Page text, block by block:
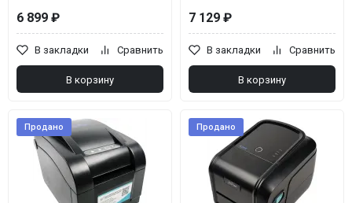
6 899 ₽
В закладки Сравнить
В корзину
7 129 ₽
В закладки Сравнить
В корзину
Продано Продано